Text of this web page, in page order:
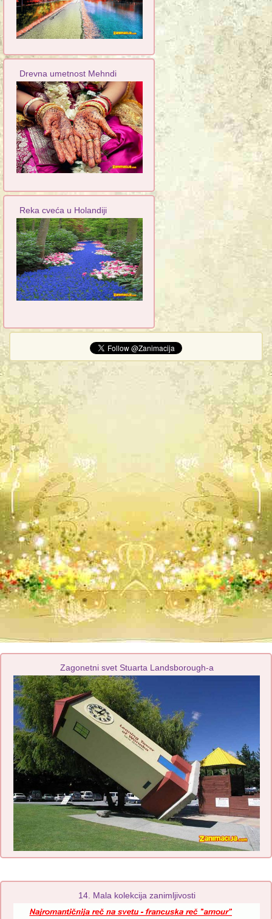
Drevna umetnost Mehndi
Reka cveća u Holandiji
Zagonetni svet Stuarta Landsborough-a
14. Mala kolekcija zanimljivosti